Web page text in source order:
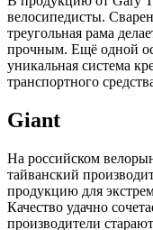
велосипедисты.
треугольная рама
прочным. Ещё одной
уникальная система
транспортного
Giant
На российском
тайванский
продукцию для
Качество удачно
производители